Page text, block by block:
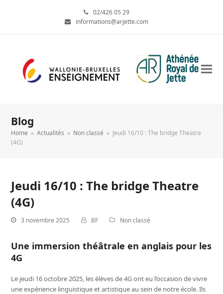
02/426 05 29
informations@arjette.com
Blog
Home » Actualités » Non classé » Jeudi 16/10 : The bridge Theatre
(4G)
Jeudi 16/10 : The bridge Theatre
(4G)
3 novembre 2025 BF Non classé
Une immersion théâtrale en anglais pour les
4G
Le jeudi 16 octobre 2025, les élèves de 4G ont eu l’occasion de vivre
une expérience linguistique et artistique au sein de notre école. Ils